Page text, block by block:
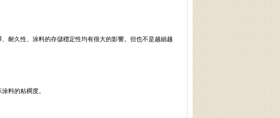
耐久性、涂料的存儲穩定性均有很大的影響。但也不是越細越
料的粘稠度。